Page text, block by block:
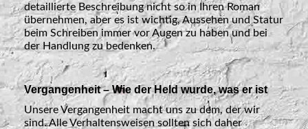
detaillierte Beschreibung nicht so in Ihren Roman
übernehmen, aber es ist wichtig, Aussehen und Statur
beim Schreiben immer vor Augen zu haben und bei
der Handlung zu bedenken.
Vergangenheit – Wie der Held wurde, was er ist
Unsere Vergangenheit macht uns zu dem, der wir
sind. Alle Verhaltensweisen sollten sich daher